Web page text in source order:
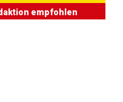
empfohlen